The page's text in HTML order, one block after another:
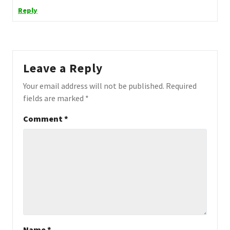
Reply
Leave a Reply
Your email address will not be published. Required
fields are marked *
Comment *